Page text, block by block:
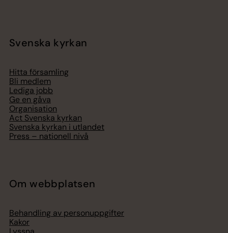
Svenska kyrkan
Hitta församling
Bli medlem
Lediga jobb
Ge en gåva
Organisation
Act Svenska kyrkan
Svenska kyrkan i utlandet
Press – nationell nivå
Om webbplatsen
Behandling av personuppgifter
Kakor